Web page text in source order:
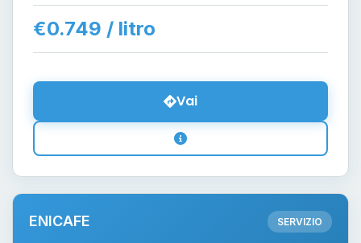
€0.749 / litro
Vai
ENICAFE SERVIZIO